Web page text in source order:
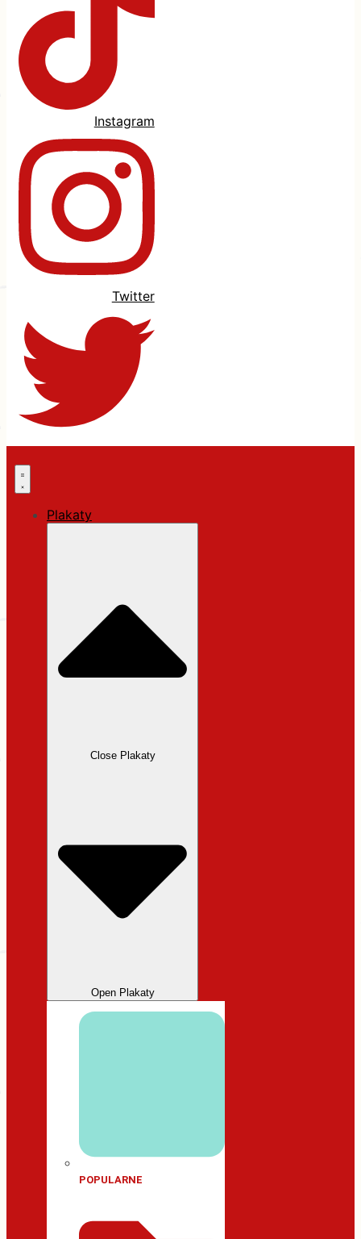
Instagram
Twitter
Plakaty
Close Plakaty
Open Plakaty
POPULARNE